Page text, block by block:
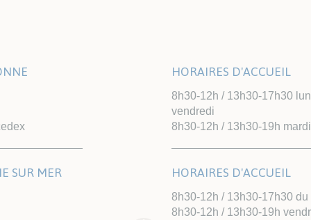
HORAIRES D'ACCUEIL
8h30-12h / 13h30-17h30
vendredi
8h30-12h / 13h30-19h mardi
SUR MER HORAIRES D'ACCUEIL
8h30-12h / 13h30-17h30
8h30-12h / 13h30-19h